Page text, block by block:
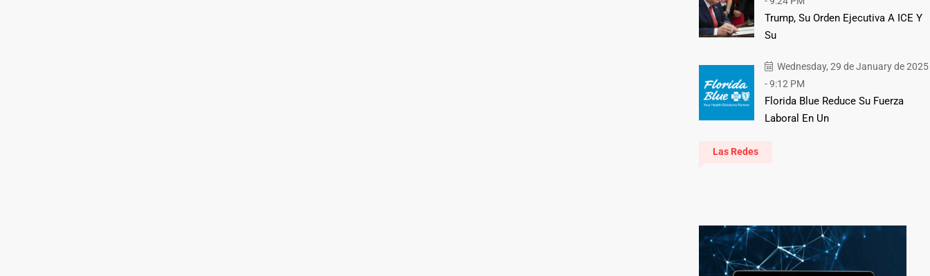
Trump, Su Orden Ejecutiva A ICE Y
Su
Wednesday, 29 de January de 2025
- 9:12 PM
Florida Blue Reduce Su Fuerza
Laboral En Un
Las Redes